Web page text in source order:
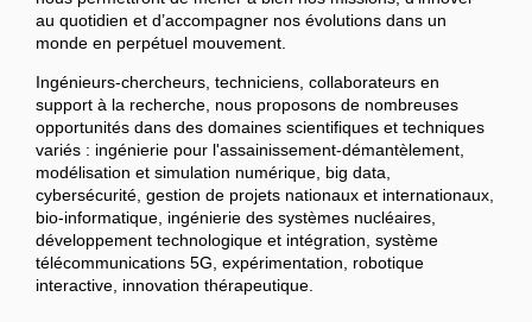
au quotidien et d’accompagner nos évolutions dans un
monde en perpétuel mouvement.
Ingénieurs-chercheurs, techniciens, collaborateurs en
support à la recherche, nous proposons de nombreuses
opportunités dans des domaines scientifiques et techniques
variés : ingénierie pour l'assainissement-démantèlement,
modélisation et simulation numérique, big data,
cybersécurité, gestion de projets nationaux et internationaux,
bio-informatique, ingénierie des systèmes nucléaires,
développement technologique et intégration, système
télécommunications 5G, expérimentation, robotique
interactive, innovation thérapeutique.